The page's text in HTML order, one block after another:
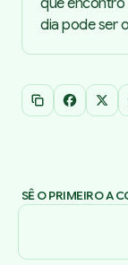
que encontro
dia pode ser
Copiar link
X
SÊ O PRIMEIRO A